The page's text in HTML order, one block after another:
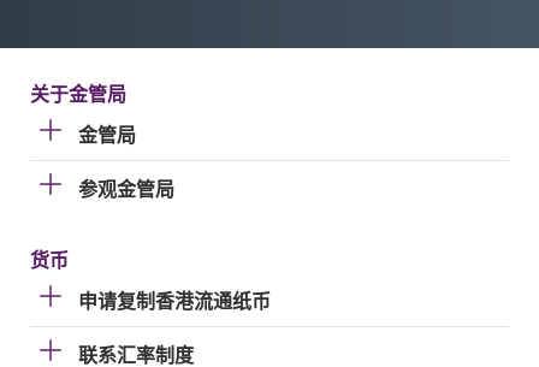
关于金管局
金管局
参观金管局
货币
申请复制香港流通纸币
联系汇率制度